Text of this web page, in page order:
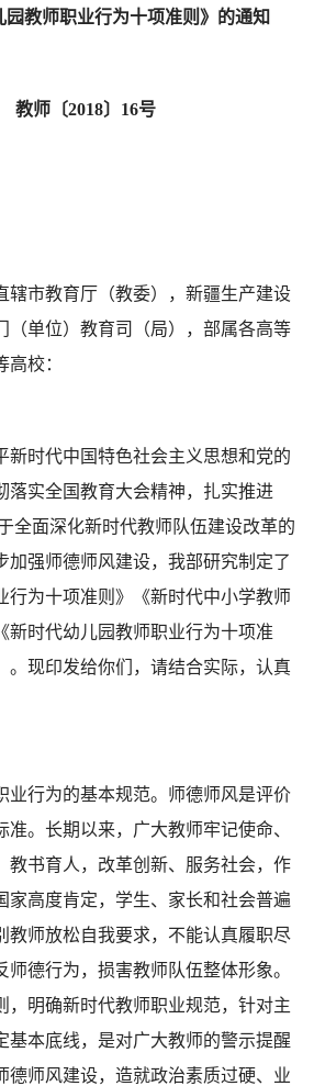
园教师职业行为十项准则》的通知
教师〔2018〕16号
辖市教育厅（教委），新疆生产建设
（单位）教育司（局），部属各高等
校：
新时代中国特色社会主义思想和党的
落实全国教育大会精神，扎实推进
全面深化新时代教师队伍建设改革的
加强师德师风建设，我部研究制定了
行为十项准则》《新时代中小学教师
新时代幼儿园教师职业行为十项准
。现印发给你们，请结合实际，认真
业行为的基本规范。师德师风是评价
。长期以来，广大教师牢记使命、
教书育人，改革创新、服务社会，作
家高度肯定，学生、家长和社会普遍
教师放松自我要求，不能认真履职尽
师德行为，损害教师队伍整体形象。
，明确新时代教师职业规范，针对主
基本底线，是对广大教师的警示提醒
德师风建设，造就政治素质过硬、业